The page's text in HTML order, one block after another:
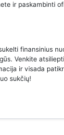
ir paskambinti
finansinius
Venkite
ir visada
sukčių!